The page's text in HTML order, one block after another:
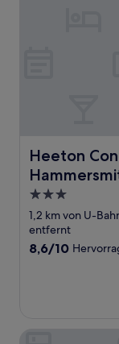
Heeton
Heeton
3.0-
Sterne-
Unterkunft
1,2 km von U-
entfernt
8.6
8,6/10